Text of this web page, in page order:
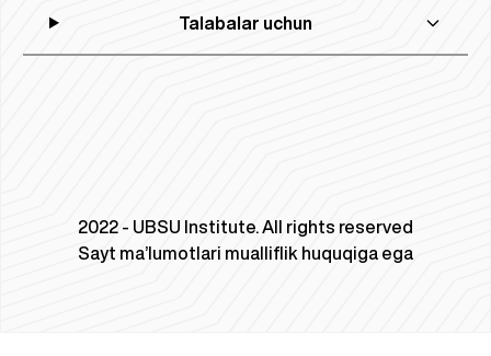
Talabalar uchun
2022 - UBSU Institute. All rights reserved
Sayt ma’lumotlari mualliflik huquqiga ega